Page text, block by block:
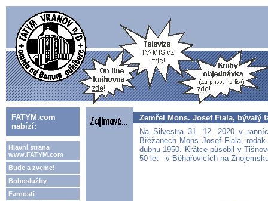
FATYM.com
nabízí:
Hlavní strana
www.FATYM.com
Bude a zveme!
Bohoslužby
Farnosti
Zemřel Mons. Josef Fiala, bývalý
Na Silvestra 31. 12. 2020 v
Břežanech Mons Josef Fiala,
dubnu 1950. Krátce působil v
50 let - v Běhařovicích na